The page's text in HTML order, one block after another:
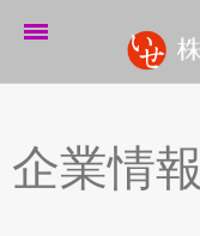
伊勢出版だより
企業情報